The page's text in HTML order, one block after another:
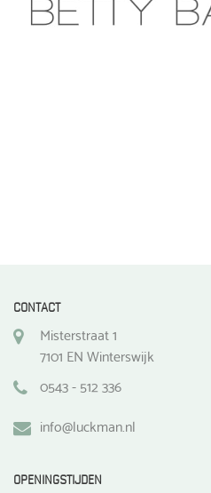
CONTACT
Misterstraat 1
7101 EN Winterswijk
0543 - 512 336
info@luckman.nl
OPENINGSTIJDEN